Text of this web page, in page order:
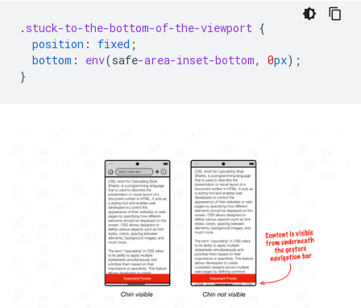
. stuck-to-the-bottom-of-the-viewport {
position : fixed ;
bottom : env(safe-area-inset-bottom, 0px);
}